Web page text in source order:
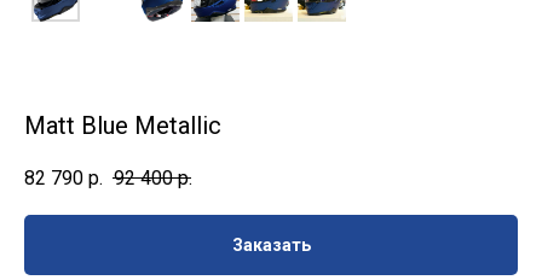
Matt Blue Metallic
82 790 р. 92 400 р.
Заказать